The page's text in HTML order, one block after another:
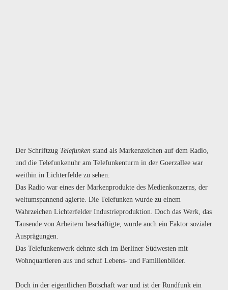
Der Schriftzug Telefunken stand als Markenzeichen auf dem Radio,
und die Telefunkenuhr am Telefunkenturm in der Goerzallee war
weithin in Lichterfelde zu sehen.
Das Radio war eines der Markenprodukte des Medienkonzerns, der
weltumspannend agierte. Die Telefunken wurde zu einem
Wahrzeichen Lichterfelder Industrieproduktion. Doch das Werk, das
Tausende von Arbeitern beschäftigte, wurde auch ein Faktor sozialer
Ausprägungen.
Das Telefunkenwerk dehnte sich im Berliner Südwesten mit
Wohnquartieren aus und schuf Lebens- und Familienbilder.
Doch in der eigentlichen Botschaft war und ist der Rundfunk ein